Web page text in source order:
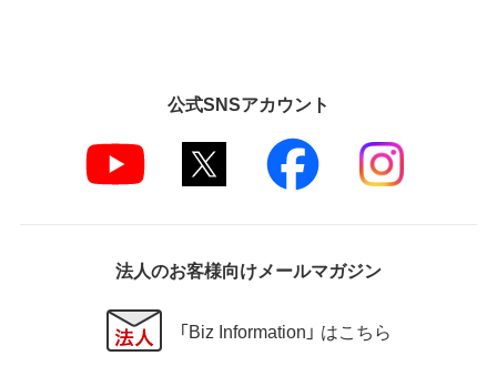
公式SNSアカウント
法人のお客様向けメールマガジン
「Biz Information」 はこちら